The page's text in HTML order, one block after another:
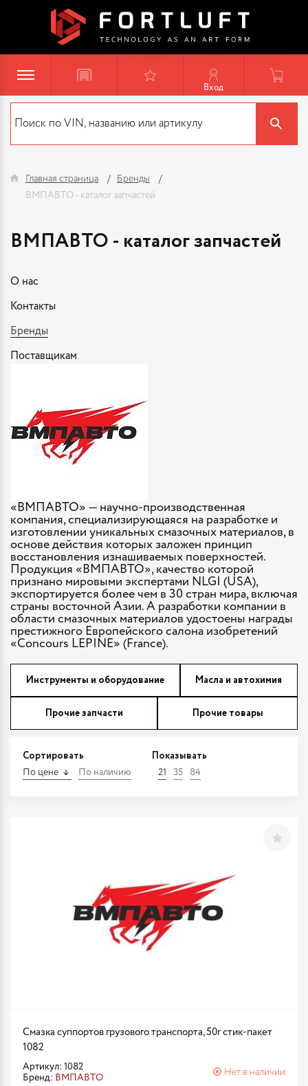
Вход
Главная страница
Бренды
ВМПАВТО - каталог запчастей
ВМПАВТО - каталог запчастей
О нас
Контакты
Бренды
Поставщикам
«ВМПАВТО» — научно-производственная
компания, специализирующаяся на разработке и
изготовлении уникальных смазочных материалов, в
основе действия которых заложен принцип
восстановления изнашиваемых поверхностей.
Продукция «ВМПАВТО», качество которой
признано мировыми экспертами NLGI (USA),
экспортируется более чем в 30 стран мира, включая
страны восточной Азии. А разработки компании в
области смазочных материалов удостоены награды
престижного Европейского салона изобретений
«Concours LEPINE» (France).
Инструменты и оборудование Масла и автохимия
Прочие запчасти Прочие товары
Сортировать
По цене По наличию
Показывать
21 35 84
Смазка суппортов грузового транспорта, 50г стик-пакет
1082
Артикул: 1082
Бренд: ВМПАВТО
Нет в наличии